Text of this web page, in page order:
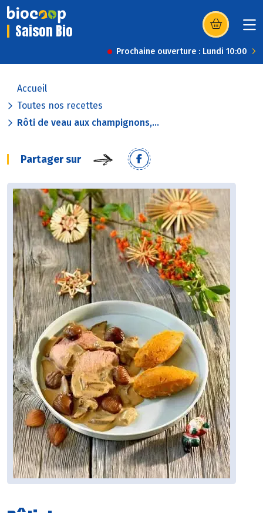
Saison Bio (s’ouvre dans
Prochaine ouverture : Lundi 10:00
Accueil
Toutes nos recettes
Rôti de veau aux champignons,...
Partager sur